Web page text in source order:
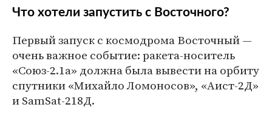
Что хотели запустить с Восточного?
Первый запуск с космодрома Восточный —
очень важное событие: ракета-носитель
«Союз-2.1а» должна была вывести на орбиту
спутники «Михайло Ломоносов», «Аист-2Д»
и SamSat-218Д.